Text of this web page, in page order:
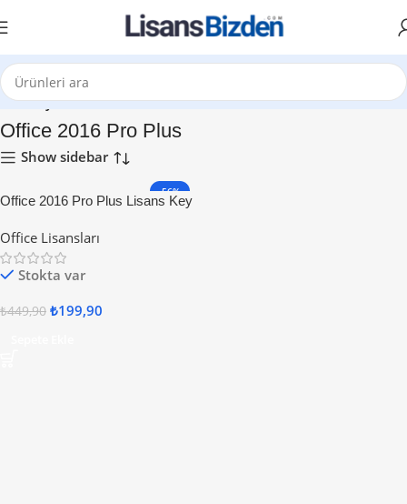
Ana Sayfa
Office 2016 Pro Plus
Show sidebar
-56%
Office 2016 Pro Plus Lisans Key
Office Lisansları
Stokta var
₺449,90 ₺199,90